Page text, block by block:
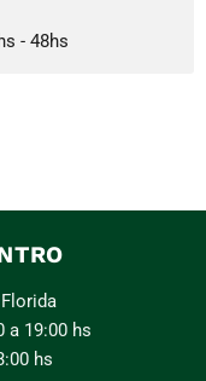
- 48hs
a 19:00 hs
hs